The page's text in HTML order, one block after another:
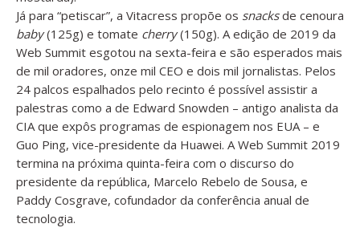
Já para “petiscar”, a Vitacress propõe os snacksde cenoura
baby(125g) e tomate cherry(150g). A edição de 2019 da
Web Summit esgotou na sexta-feira e são esperados mais
de mil oradores, onze mil CEO e dois mil jornalistas. Pelos
24 palcos espalhados pelo recinto é possível assistir a
palestras como a de Edward Snowden – antigo analista da
CIA que expôs programas de espionagem nos EUA – e
Guo Ping, vice-presidente da Huawei. A Web Summit 2019
termina na próxima quinta-feira com o discurso do
presidente da república, Marcelo Rebelo de Sousa, e
Paddy Cosgrave, cofundador da conferência anual de
tecnologia.